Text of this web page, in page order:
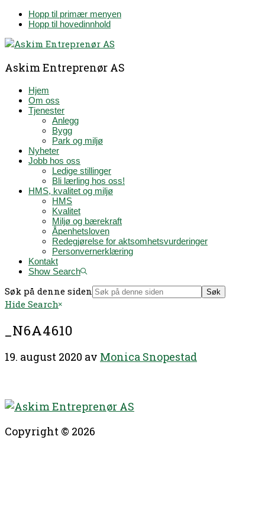
Hopp til primær menyen
Hopp til hovedinnhold
Askim Entreprenør AS
Hjem
Om oss
Tjenester
Anlegg
Bygg
Park og miljø
Nyheter
Jobb hos oss
Ledige stillinger
Bli lærling hos oss!
HMS, kvalitet og miljø
HMS
Kvalitet
Miljø og bærekraft
Åpenhetsloven
Redegjørelse for aktsomhetsvurderinger
Personvernerklæring
Kontakt
Show Search
Søk på denne siden
Hide Search
_N6A4610
19. august 2020 av Monica Snopestad
Copyright © 2026